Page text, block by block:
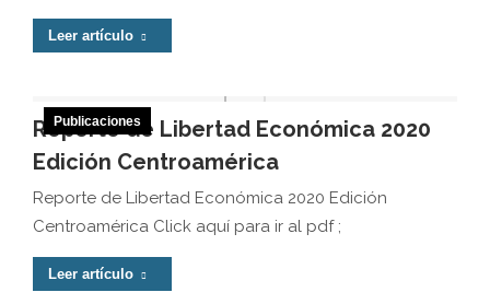
Leer artículo
Publicaciones
Reporte de Libertad Económica 2020
Edición Centroamérica
Reporte de Libertad Económica 2020 Edición
Centroamérica Click aquí para ir al pdf ;
Leer artículo